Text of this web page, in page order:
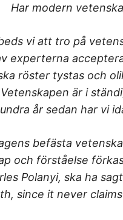
Har modern
vi att tro på
experterna
röster tystas och
är i
år sedan har vi
befästa
och förståelse
Polanyi, ska ha
since it never